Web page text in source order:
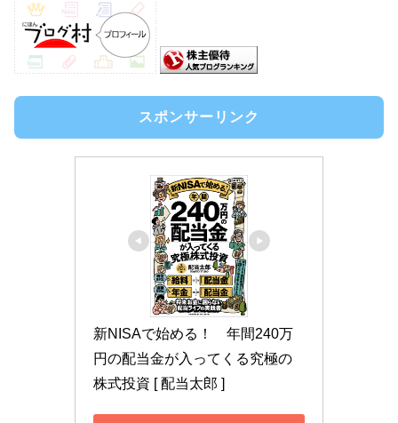
スポンサーリンク
新NISAで始める！　年間240万
円の配当金が入ってくる究極の
株式投資 [ 配当太郎 ]